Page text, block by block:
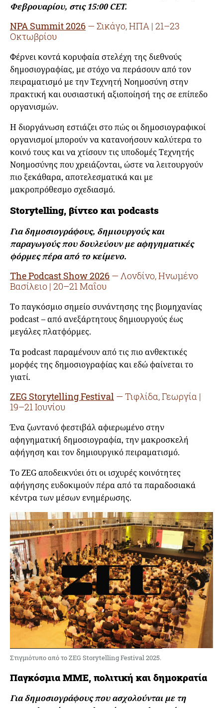
Φεβρουαρίου, στις 15:00 CET.
NPA Summit 2026 — Σικάγο, ΗΠΑ | 21–23
Οκτωβρίου
Φέρνει κοντά κορυφαία στελέχη της διεθνούς
δημοσιογραφίας, με στόχο να περάσουν από τον
πειραματισμό με την Τεχνητή Νοημοσύνη στην
πρακτική και ουσιαστική αξιοποίησή της σε επίπεδο
οργανισμών.
Η διοργάνωση εστιάζει στο πώς οι δημοσιογραφικοί
οργανισμοί μπορούν να κατανοήσουν καλύτερα το
κοινό τους και να χτίσουν τις υποδομές Τεχνητής
Νοημοσύνης που χρειάζονται, ώστε να λειτουργούν
πιο ξεκάθαρα, αποτελεσματικά και με
μακροπρόθεσμο σχεδιασμό.
Storytelling, βίντεο και podcasts
Για δημοσιογράφους, δημιουργούς και
παραγωγούς που δουλεύουν με αφηγηματικές
φόρμες πέρα από το κείμενο.
The Podcast Show 2026 — Λονδίνο, Ηνωμένο
Βασίλειο | 20–21 Μαΐου
Το παγκόσμιο σημείο συνάντησης της βιομηχανίας
podcast – από ανεξάρτητους δημιουργούς έως
μεγάλες πλατφόρμες.
Τα podcast παραμένουν από τις πιο ανθεκτικές
μορφές της δημοσιογραφίας και εδώ φαίνεται το
γιατί.
ZEG Storytelling Festival — Τιφλίδα, Γεωργία |
19–21 Ιουνίου
Ένα ζωντανό φεστιβάλ αφιερωμένο στην
αφηγηματική δημοσιογραφία, την μακροσκελή
αφήγηση και τον δημιουργικό πειραματισμό.
Το ZEG αποδεικνύει ότι οι ισχυρές κοινότητες
αφήγησης ευδοκιμούν πέρα από τα παραδοσιακά
κέντρα των μέσων ενημέρωσης.
Στιγμιότυπο από το ZEG Storytelling Festival 2025.
Παγκόσμια ΜΜΕ, πολιτική και δημοκρατία
Για δημοσιογράφους που ασχολούνται με τη